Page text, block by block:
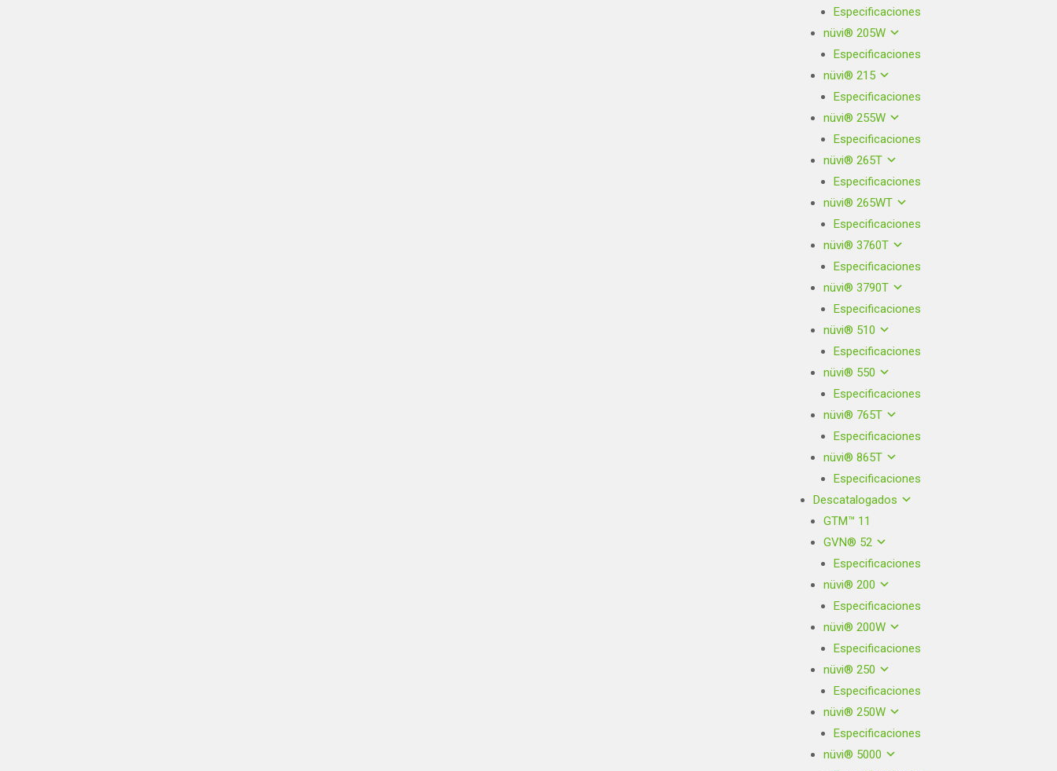
Especificaciones
nüvi® 205W
Especificaciones
nüvi® 215
Especificaciones
nüvi® 255W
Especificaciones
nüvi® 265T
Especificaciones
nüvi® 265WT
Especificaciones
nüvi® 3760T
Especificaciones
nüvi® 3790T
Especificaciones
nüvi® 510
Especificaciones
nüvi® 550
Especificaciones
nüvi® 765T
Especificaciones
nüvi® 865T
Especificaciones
Descatalogados
GTM™ 11
GVN® 52
Especificaciones
nüvi® 200
Especificaciones
nüvi® 200W
Especificaciones
nüvi® 250
Especificaciones
nüvi® 250W
Especificaciones
nüvi® 5000